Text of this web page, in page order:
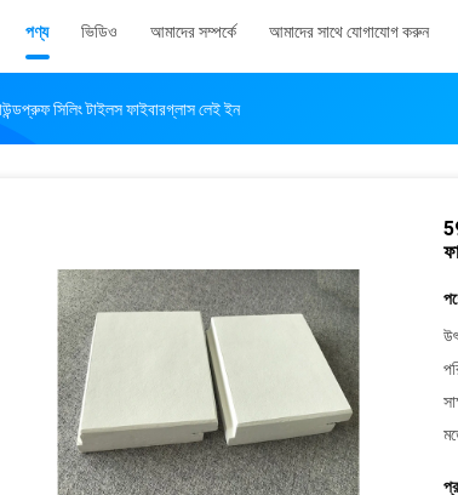
পণ্য ভিডিও আমাদের সম্পর্কে আমাদের সাথে যোগাযোগ করুন
সিলিং টাইলস ফাইবারগ্লাস লেই ইন